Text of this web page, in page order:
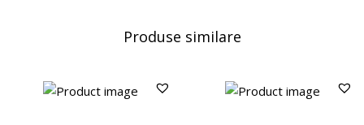
Produse similare